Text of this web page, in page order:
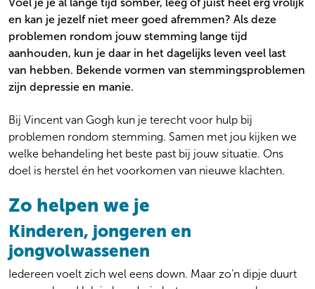
Gezin en systeem
Ouderenpsychiatrie
Persoonlijkheidsproblematiek
Preventie
Psychose
Stemming
Thuisbegeleiding
Trauma en PTSS
Verslaving
Zeldzame en onbegrepen aandoeningen
Locaties
Wachttijden
Kosten
Veelgestelde vragen
Over onze zorg aan jou
Algemeen
Werken bij
Over ons
Actueel
Ervaringen
Voel je je al lange tijd somber, leeg of juist heel erg vrolijk
en kan je jezelf niet meer goed afremmen? Als deze
problemen rondom jouw stemming lange tijd
aanhouden, kun je daar in het dagelijks leven veel last
van hebben. Bekende vormen van stemmingsproblemen
zijn depressie en manie.
Bij Vincent van Gogh kun je terecht voor hulp bij
problemen rondom stemming. Samen met jou kijken we
welke behandeling het beste past bij jouw situatie. Ons
doel is herstel én het voorkomen van nieuwe klachten.
Zo helpen we je
Kinderen, jongeren en
jongvolwassenen
Iedereen voelt zich wel eens down. Maar zo’n dipje duurt